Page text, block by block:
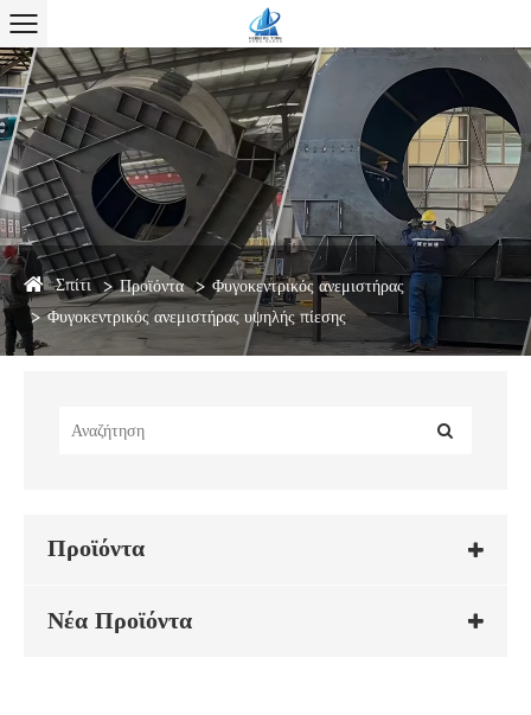
Σπίτι Προϊόντα
Φυγοκεντρικός ανεμιστήρας
Φυγοκεντρικός ανεμιστήρας υψηλής πίεσης
Προϊόντα
Νέα Προϊόντα